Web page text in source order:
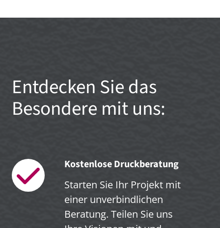
Entdecken Sie das
Besondere mit uns:
Kostenlose Druckberatung
Starten Sie Ihr Projekt mit
einer unverbindlichen
Beratung. Teilen Sie uns